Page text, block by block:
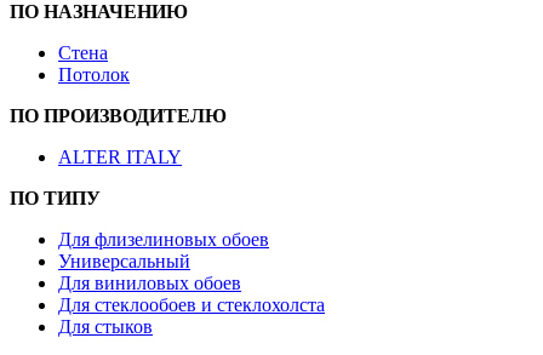
ПО НАЗНАЧЕНИЮ
Стена
Потолок
ПО ПРОИЗВОДИТЕЛЮ
ALTER ITALY
ПО ТИПУ
Для флизелиновых обоев
Универсальный
Для виниловых обоев
Для стеклообоев и стеклохолста
Для стыков